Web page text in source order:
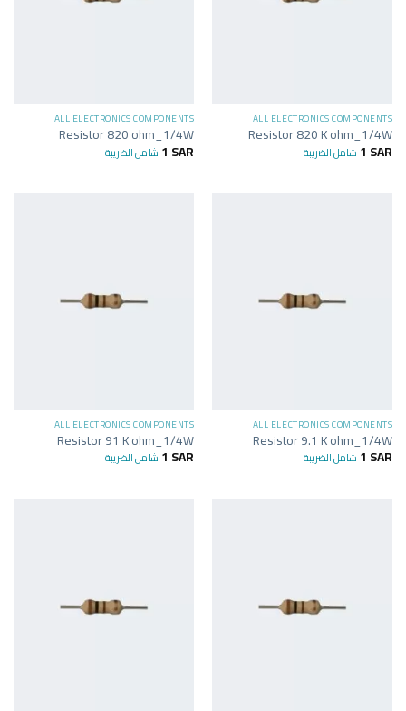
ALL ELECTRONICS COMPONENTS
Resistor 820 K ohm_1/4W
1 SAR شامل الضريبة
ALL ELECTRONICS COMPONENTS
Resistor 820 ohm_1/4W
1 SAR شامل الضريبة
ALL ELECTRONICS COMPONENTS
Resistor 9.1 K ohm_1/4W
1 SAR شامل الضريبة
ALL ELECTRONICS COMPONENTS
Resistor 91 K ohm_1/4W
1 SAR شامل الضريبة